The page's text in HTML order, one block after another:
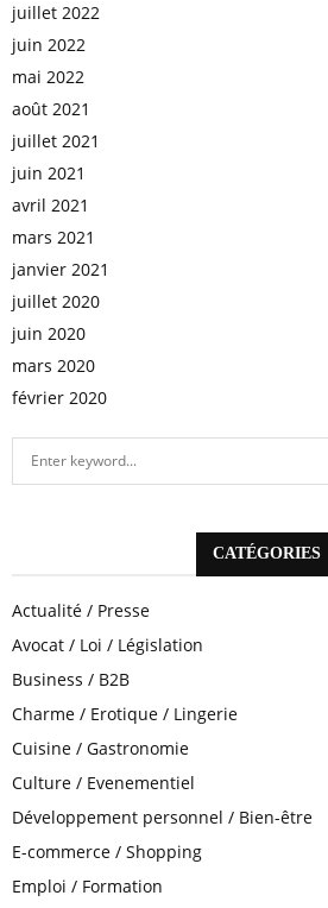
juillet 2022
juin 2022
mai 2022
août 2021
juillet 2021
juin 2021
avril 2021
mars 2021
janvier 2021
juillet 2020
juin 2020
mars 2020
février 2020
f
o
r
:
CATÉGORIES
Actualité / Presse
Avocat / Loi / Législation
Business / B2B
Charme / Erotique / Lingerie
Cuisine / Gastronomie
Culture / Evenementiel
Développement personnel / Bien-être
E-commerce / Shopping
Emploi / Formation